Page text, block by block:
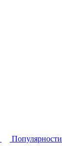
Популярности